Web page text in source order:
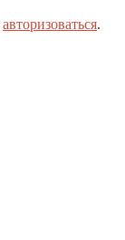
авторизоваться.